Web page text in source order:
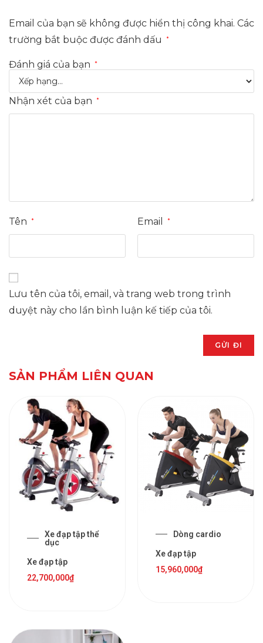
Email của bạn sẽ không được hiển thị công khai. Các
trường bắt buộc được đánh dấu
*
Đánh giá của bạn *
Nhận xét của bạn *
Tên * Email *
Lưu tên của tôi, email, và trang web trong trình
duyệt này cho lần bình luận kế tiếp của tôi.
SẢN PHẨM LIÊN QUAN
Xe đạp tập thể
dục
Xe đạp tập
22,700,000₫
Dòng cardio
Xe đạp tập
15,960,000₫